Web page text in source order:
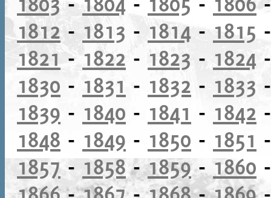
1812- 1813 - 1814 - 1815
1821-1822 - 1823 - 1824
1830 - 1831 - 1832 - 1833
1839 - 1840 - 1841 - 1842
1848 - 1849 - 1850 - 1851
1857-1858-1859- 1860